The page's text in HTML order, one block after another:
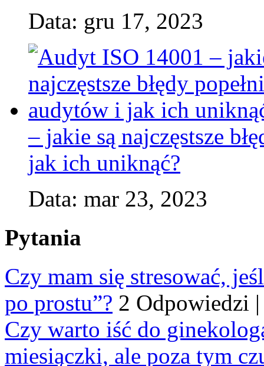
Data: gru 17, 2023
– jakie są najczęstsze
jak ich uniknąć?
Data: mar 23, 2023
Pytania
Czy mam się stresować,
po prostu”? 2 Odpowiedzi
Czy warto iść do
miesiączki, ale poza tym